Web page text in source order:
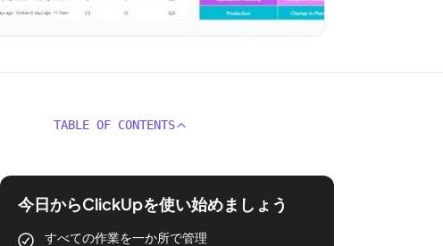
TABLE OF CONTENTS
今日からClickUpを使い始めましょう
すべての作業を一か所で管理